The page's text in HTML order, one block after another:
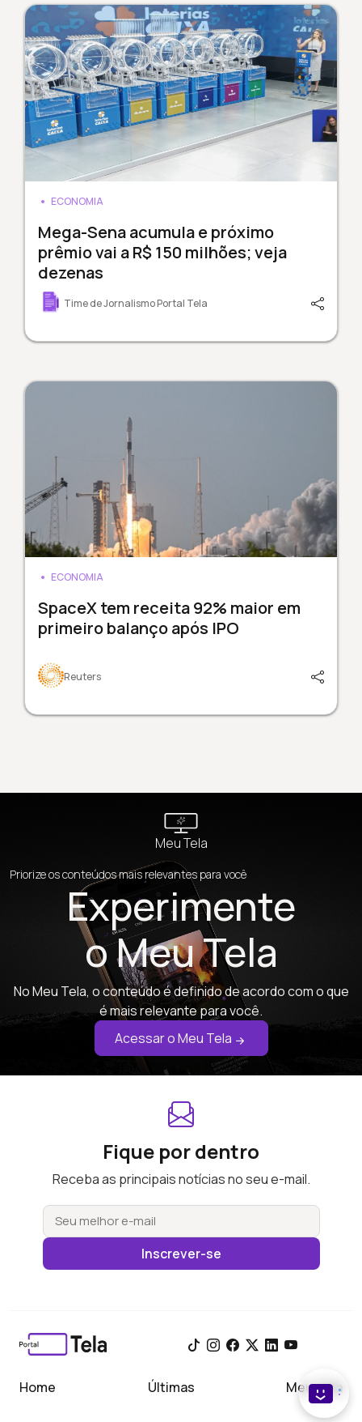
ECONOMIA
Mega-Sena acumula e próximo
prêmio vai a R$ 150 milhões; veja
dezenas
Time de Jornalismo Portal Tela
ECONOMIA
SpaceX tem receita 92% maior em
primeiro balanço após IPO
Reuters
Meu Tela
Priorize os conteúdos mais relevantes para você
Experimente
o Meu Tela
No Meu Tela, o conteúdo é definido de acordo com o que
é mais relevante para você.
Acessar o Meu Tela
Fique por dentro
Receba as principais notícias no seu e-mail.
Inscrever-se
Home Últimas Meu Tela